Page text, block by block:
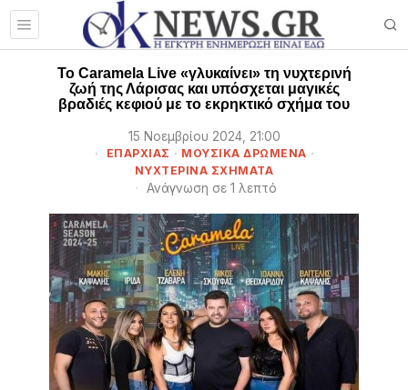
To Caramela Live «γλυκαίνει» τη νυχτερινή
ζωή της Λάρισας και υπόσχεται μαγικές
βραδιές κεφιού με το εκρηκτικό σχήμα του
15 Νοεμβρίου 2024, 21:00
ΕΠΑΡΧΊΑΣ · ΜΟΥΣΙΚΆ ΔΡΏΜΕΝΑ ·
ΝΥΧΤΕΡΙΝΆ ΣΧΉΜΑΤΑ
Ανάγνωση σε 1 λεπτό